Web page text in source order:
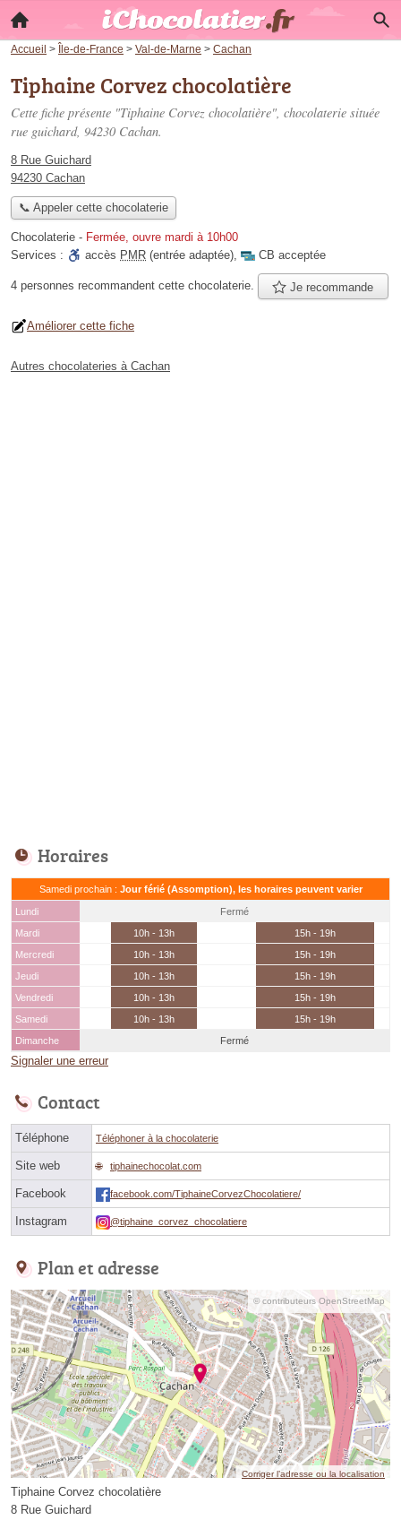
Accueil > Île-de-France > Val-de-Marne > Cachan
Tiphaine Corvez chocolatière
Cette fiche présente "Tiphaine Corvez chocolatière", chocolaterie située
rue guichard, 94230 Cachan.
8 Rue Guichard
94230 Cachan
📞 Appeler cette chocolaterie
Chocolaterie - Fermée, ouvre mardi à 10h00
Services :
accès PMR (entrée adaptée), CB acceptée
4 personnes recommandent cette chocolaterie. Je recommande
Améliorer cette fiche
Autres chocolateries à Cachan
Horaires
Samedi prochain : Jour férié (Assomption), les horaires peuvent varier
Lundi
Fermé
Mardi
10h - 13h
15h - 19h
Mercredi
10h - 13h
15h - 19h
Jeudi
10h - 13h
15h - 19h
Vendredi
10h - 13h
15h - 19h
Samedi
10h - 13h
15h - 19h
Dimanche
Fermé
Signaler une erreur
Contact
Téléphone Téléphoner à la chocolaterie
Site web tiphainechocolat.com
Facebook facebook.com/TiphaineCorvezChocolatiere/
Instagram @tiphaine_corvez_chocolatiere
Plan et adresse
© contributeurs OpenStreetMap
Corriger l’adresse ou la localisation
Tiphaine Corvez chocolatière
8 Rue Guichard